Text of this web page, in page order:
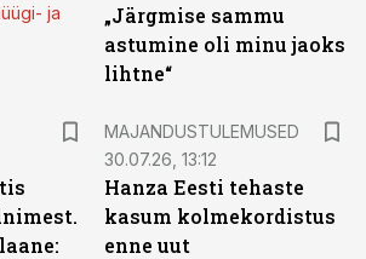
ja
„Järgmise sammu
astumine oli minu jaoks
lihtne“
MAJANDUSTULEMUSED
30.07.26, 13:12
Hanza Eesti tehaste
kasum kolmekordistus
enne uut